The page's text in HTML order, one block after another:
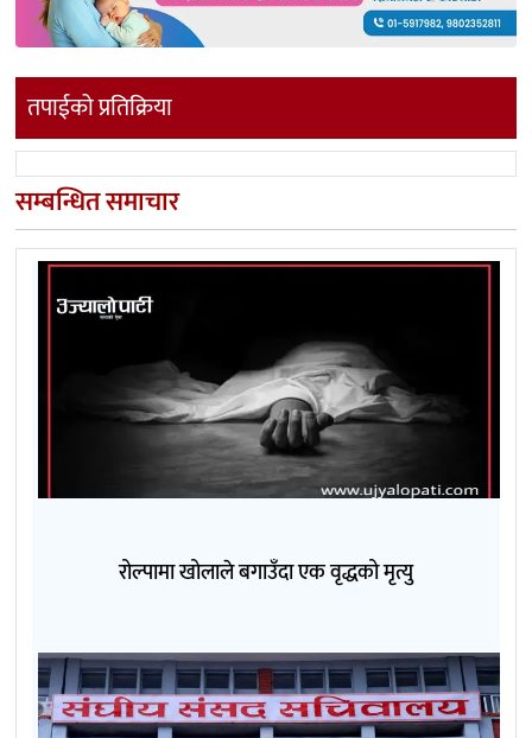
तपाईको प्रतिक्रिया
सम्बन्धित समाचार
रोल्पामा खोलाले बगाउँदा एक वृद्धको मृत्यु